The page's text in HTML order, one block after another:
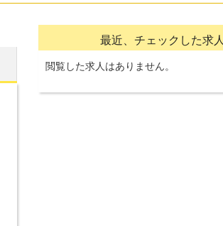
最近、チェックした求人
閲覧した求人はありません。